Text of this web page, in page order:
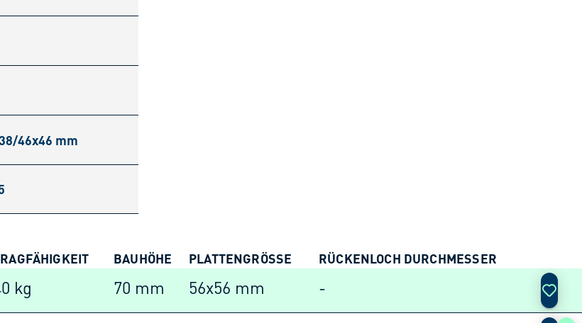
46x46 mm
BAUHÖHE PLATTENGRÖSSE RÜCKENLOCH DURCHMESSER
kg 70 mm 56x56 mm -